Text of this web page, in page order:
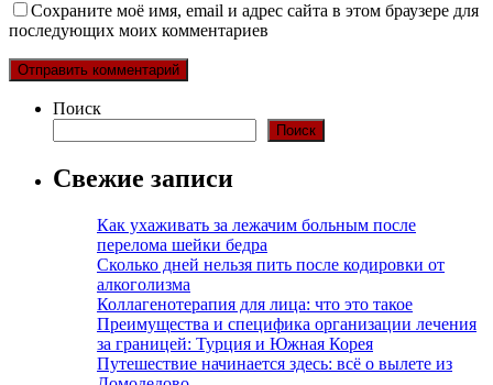
Сохраните моё имя, email и адрес сайта в этом браузере для
последующих моих комментариев
Поиск
Поиск
Свежие записи
Как ухаживать за лежачим больным после
перелома шейки бедра
Сколько дней нельзя пить после кодировки от
алкоголизма
Коллагенотерапия для лица: что это такое
Преимущества и специфика организации лечения
за границей: Турция и Южная Корея
Путешествие начинается здесь: всё о вылете из